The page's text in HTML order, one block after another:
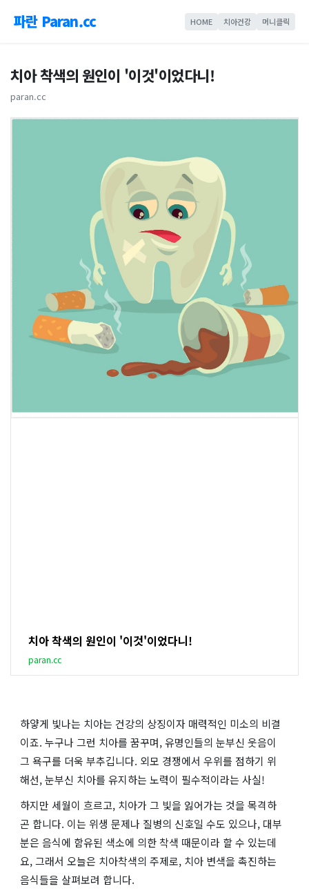
파란 Paran.cc HOME 치아건강 머니클릭
치아 착색의 원인이 '이것'이었다니!
paran.cc
치아 착색의 원인이 '이것'이었다니!
paran.cc
하얗게 빛나는 치아는 건강의 상징이자 매력적인 미소의 비결
이죠. 누구나 그런 치아를 꿈꾸며, 유명인들의 눈부신 웃음이
그 욕구를 더욱 부추깁니다. 외모 경쟁에서 우위를 점하기 위
해선, 눈부신 치아를 유지하는 노력이 필수적이라는 사실!
하지만 세월이 흐르고, 치아가 그 빛을 잃어가는 것을 목격하
곤 합니다. 이는 위생 문제나 질병의 신호일 수도 있으나, 대부
분은 음식에 함유된 색소에 의한 착색 때문이라 할 수 있는데
요, 그래서 오늘은 치아착색의 주제로, 치아 변색을 촉진하는
음식들을 살펴보려 합니다.